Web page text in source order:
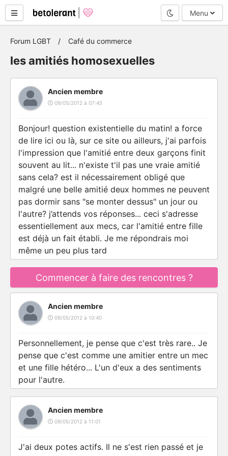
Mode nuit
Menu
Forum LGBT Café du commerce
les amitiés homosexuelles
Ancien membre
09/05/2012 à 07:45
Bonjour! question existentielle du matin! a force
de lire ici ou là, sur ce site ou ailleurs, j'ai parfois
l'impression que l'amitié entre deux garçons finit
souvent au lit... n'existe t'il pas une vraie amitié
sans cela? est il nécessairement obligé que
malgré une belle amitié deux hommes ne peuvent
pas dormir sans "se monter dessus" un jour ou
l'autre? j’attends vos réponses... ceci s'adresse
essentiellement aux mecs, car l'amitié entre fille
est déjà un fait établi. Je me répondrais moi
même un peu plus tard
Commencer à faire des rencontres ?
Ancien membre
09/05/2012 à 10:40
Personnellement, je pense que c'est très rare.. Je
pense que c'est comme une amitier entre un mec
et une fille hétéro... L'un d'eux a des sentiments
pour l'autre.
Ancien membre
09/05/2012 à 11:01
J'ai deux potes actifs. Il ne s'est rien passé et je